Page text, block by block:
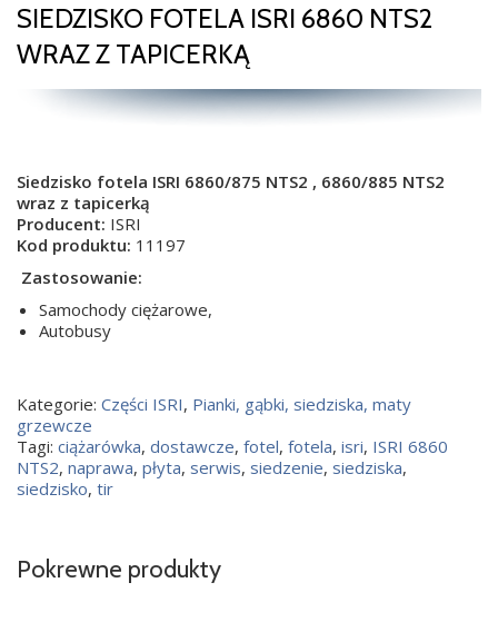
SIEDZISKO FOTELA ISRI 6860 NTS2
WRAZ Z TAPICERKĄ
Siedzisko fotela ISRI 6860/875 NTS2 , 6860/885 NTS2
wraz z tapicerką
Producent: ISRI
Kod produktu: 11197
Zastosowanie:
Samochody ciężarowe,
Autobusy
Kategorie: Części ISRI, Pianki, gąbki, siedziska, maty
grzewcze
Tagi: ciążarówka, dostawcze, fotel, fotela, isri, ISRI 6860
NTS2, naprawa, płyta, serwis, siedzenie, siedziska,
siedzisko, tir
Pokrewne produkty